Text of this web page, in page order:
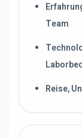
Team
Reise,